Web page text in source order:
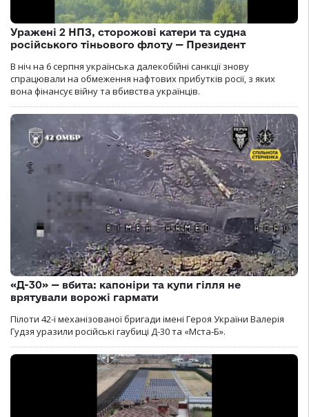
Уражені 2 НПЗ, сторожові катери та судна
російського тіньового флоту — Президент
В ніч на 6 серпня українська далекобійні санкції знову
спрацювали на обмеження нафтових прибутків росії, з яких
вона фінансує війну та вбивства українців.
«Д-30» — вбита: капоніри та купи гілля не
врятували ворожі гармати
Пілоти 42-ї механізованої бригади імені Героя України Валерія
Гудзя уразили російські гаубиці Д-30 та «Мста-Б».